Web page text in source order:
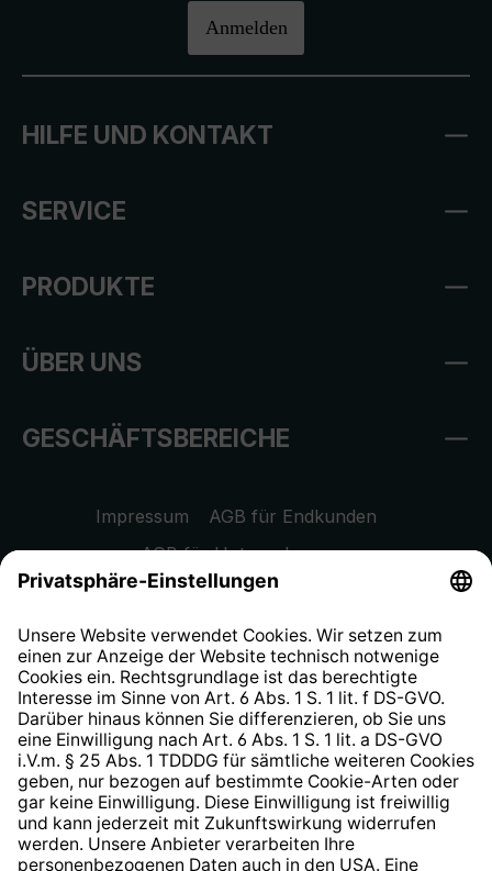
Anmelden
HILFE UND KONTAKT
SERVICE
PRODUKTE
ÜBER UNS
GESCHÄFTSBEREICHE
Impressum
AGB für Endkunden
AGB für Unternehmen
Datenschutzhinweis
Widerrufsrecht
Hinweisgeberschutzsystem
Barrierefreiheit